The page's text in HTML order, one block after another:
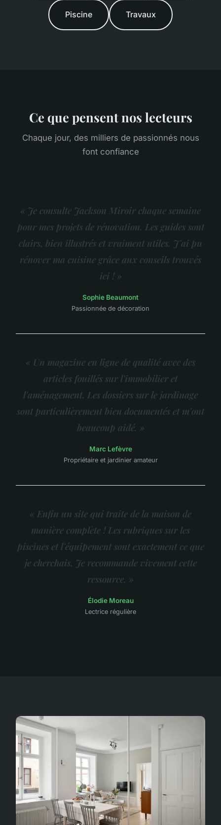
Piscine Travaux
Ce que pensent nos lecteurs
Chaque jour, des milliers de passionnés nous
font confiance
« Je consulte Jackson Miroir chaque semaine
pour mes projets de rénovation. Les guides sont
clairs, bien illustrés et vraiment utiles. J'ai pu
rénover ma cuisine grâce aux conseils trouvés
ici ! »
Sophie Beaumont
Passionnée de décoration
« Un magazine en ligne de qualité avec des
articles fouillés sur l'immobilier et
l'aménagement. Les dossiers sur le jardinage
sont particulièrement bien documentés et m'ont
beaucoup aidé. »
Marc Lefèvre
Propriétaire et jardinier amateur
« Enfin un site qui traite de la maison de
manière complète ! Les rubriques sur les
piscines et l'équipement sont exactement ce que
je cherchais. Je recommande vivement cette
ressource. »
Élodie Moreau
Lectrice régulière